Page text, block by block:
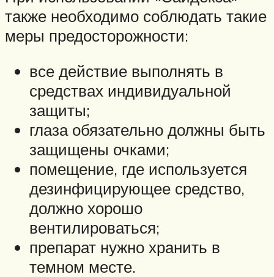
также необходимо соблюдать такие
меры предосторожности:
все действие выполнять в
средствах индивидуальной
защиты;
глаза обязательно должны быть
защищены очками;
помещение, где используется
дезинфицирующее средство,
должно хорошо
вентилироваться;
препарат нужно хранить в
темном месте.